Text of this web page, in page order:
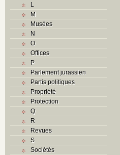
L
M
Musées
N
O
Offices
P
Parlement jurassien
Partis politiques
Propriété
Protection
Q
R
Revues
S
Sociétés